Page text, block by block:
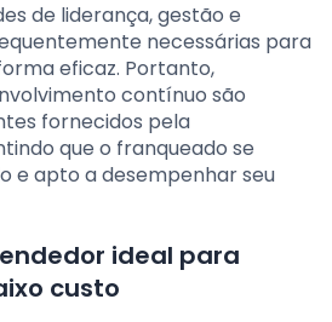
de liderança, gestão e
necessárias para
eficaz. Portanto,
contínuo são
fornecidos pela
que o franqueado se
e apto a desempenhar seu
ideal para
custo